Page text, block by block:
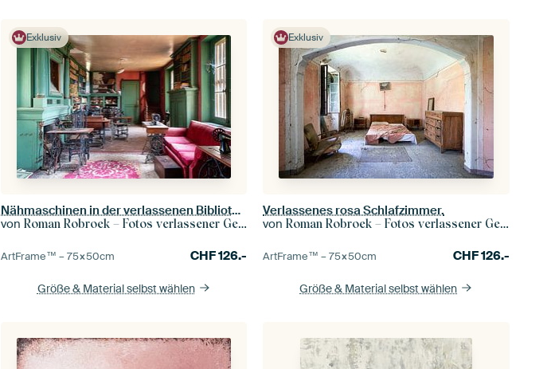
Exklusiv
Nähmaschinen in der verlassenen Bibliothek.
vonRoman Robroek – Fotos verlassener Gebäude
ArtFrame™ –75×50cm CHF126.-
Größe & Material selbst wählen
Exklusiv
Verlassenes rosa Schlafzimmer.
vonRoman Robroek – Fotos verlassener Gebäude
ArtFrame™ –75×50cm CHF126.-
Größe & Material selbst wählen